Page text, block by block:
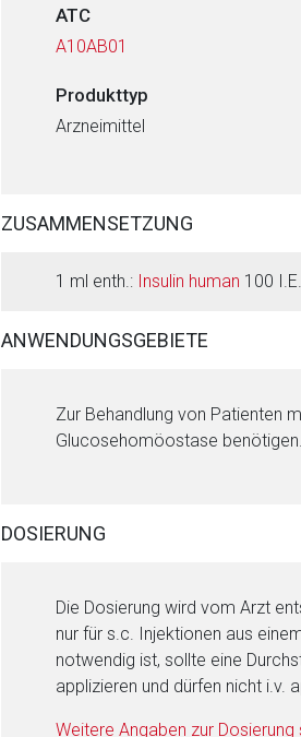
ATC
A10AB01
Produkttyp
Arzneimittel
ZUSAMMENSETZUNG
1 ml enth.: Insulin human 100
ANWENDUNGSGEBIETE
Zur Behandlung von Patienten
Glucosehomöostase benötigen.
DOSIERUNG
Die Dosierung wird vom Arzt
nur für s.c. Injektionen aus
notwendig ist, sollte eine
applizieren und dürfen nicht i.v.
Weitere Angaben zur